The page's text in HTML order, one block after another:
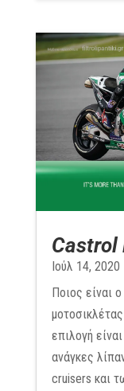
Castrol
Ιούλ 14, 2020
Ποιος είναι
επιλογή
ανάγκες
cruisers και